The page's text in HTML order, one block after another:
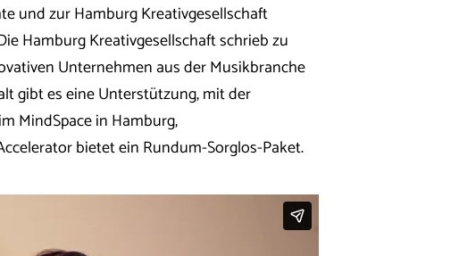
und zur Hamburg Kreativgesellschaft
Hamburg Kreativgesellschaft schrieb zu
Unternehmen aus der Musikbranche
gibt es eine Unterstützung, mit der
MindSpace in Hamburg,
bietet ein Rundum-Sorglos-Paket.